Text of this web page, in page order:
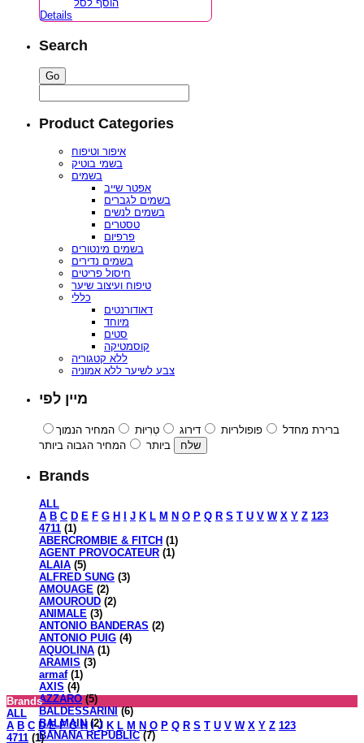
הוסף לסל
Details
Search
Product Categories
איפור וטיפוח
בשמי בוטיק
בשמים
אפטר שייב
בשמים לגברים
בשמים לנשים
טסטרים
פרפיום
בשמים מינטורים
בשמים נדירים
חיסול פריטים
טיפוח ועיצוב שיער
כללי
דאודורנטים
מיוחד
סטים
קוסמטיקה
ללא קטגוריה
צבע לשיער ללא אמוניה
מיין לפי
ברירת מחדל פופולריות דירוג טְרִיוּת
המחיר הנמוך
ביותר
המחיר הגבוה ביותר
Brands
ALL
A B C D E F G H J K L M N O P Q R S T U V W X Y Z 123
4711 (1)
ABERCROMBIE & FITCH (1)
AGENT PROVOCATEUR (1)
ALAIA (5)
ALFRED SUNG (3)
AMOUAGE (2)
AMOUROUD (2)
ANIMALE (3)
ANTONIO BANDERAS (2)
ANTONIO PUIG (4)
AQUOLINA (1)
ARAMIS (3)
armaf(1)
AXIS (4)
AZZARO(5)
BALDESSARINI(6)
BALMAIN(2)
BANANA REPUBLIC (7)
Brands
ALL
A B C D E F G H I J K L M N O P Q R S T U V W X Y Z 123
4711 (1)